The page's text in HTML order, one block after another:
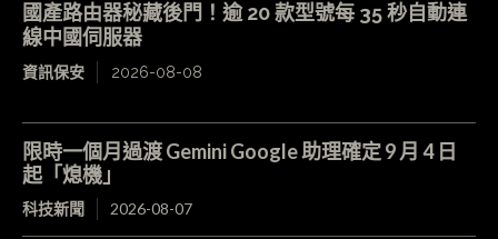
國產路由器秘藏後門！逾 20 款型號每 35 秒自動連
線中國伺服器
資訊保安 2026-08-08
限時一個月過渡 Gemini Google 助理確定 9 月 4 日
起「熄機」
科技新聞 2026-08-07